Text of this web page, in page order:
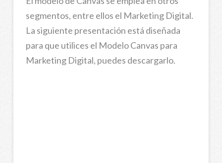
segmentos, entre ellos el Marketing Digital.
La siguiente presentación está diseñada
para que utilices el Modelo Canvas para
Marketing Digital, puedes descargarlo.